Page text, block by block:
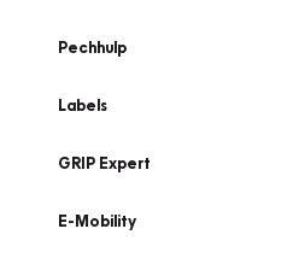
Pechhulp
Labels
GRIP Expert
E-Mobility